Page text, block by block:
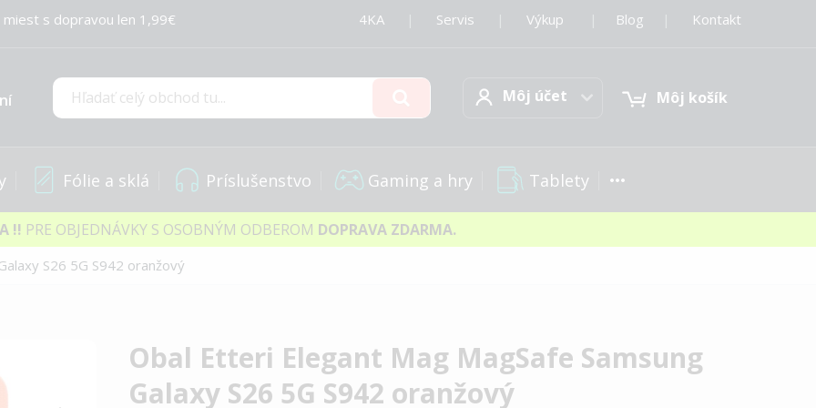
s dopravou len 1,99€ 4KA Servis Výkup Blog Kontakt
Hľadať
Môj účetMôj účet Môj košík
Fólie a sklá Príslušenstvo Gaming a hry Tablety
!! PRE OBJEDNÁVKY S OSOBNÝM ODBEROM DOPRAVA ZDARMA.
S26 5G S942 oranžový
Obal Etteri Elegant Mag MagSafe Samsung
Galaxy S26 5G S942 oranžový